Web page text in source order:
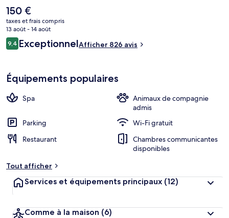
fitness ouverte 24 h/24 et une salle de fitness. Les autres voyageurs
ne disent que du bien en ce qui concerne le personnel attentionné.
L'hébergement se situe à une très courte distance à pied des
transports publics : Arrêt de tram Alfred-Adler-Straße se trouve à 6
min et Station de tram Fasangasse, à 6 min.
Le
prix
actuel
est
de
150 €
taxes et frais compris
13 août - 14 août
Avis
voyageurs
9,49,4 sur 10
ExceptionnelAfficher 826 avis
Équipements populaires
Spa
Animaux de compagnie
admis
Parking
Wi-Fi gratuit
Restaurant
Chambres communicantes
disponibles
Tout afficher
Services et équipements principaux (12)
Comme à la maison (6)